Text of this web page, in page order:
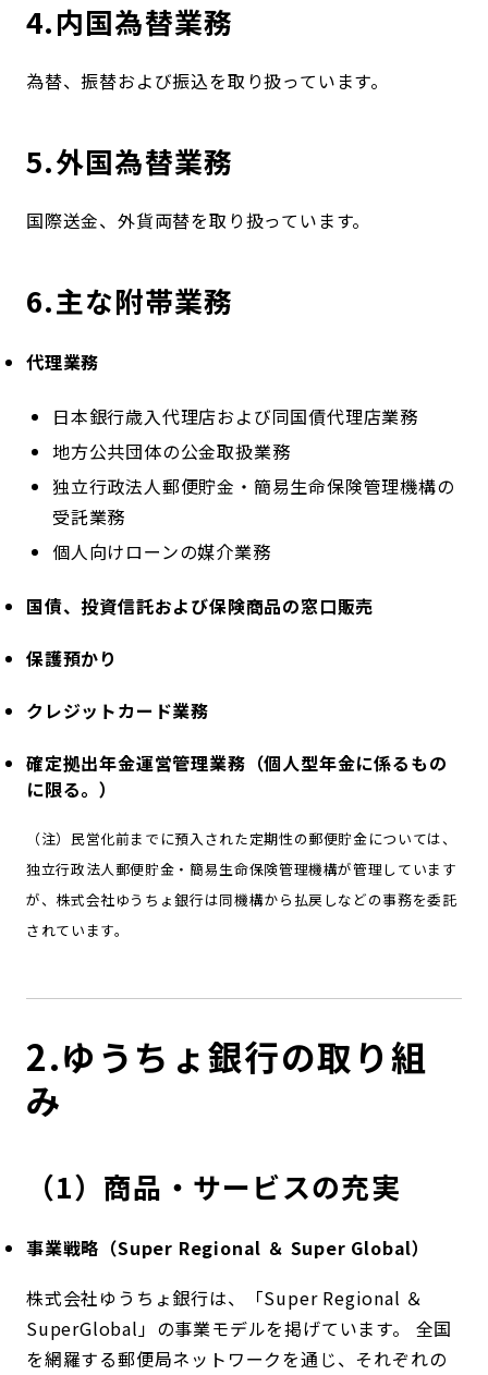
4.内国為替業務
為替、振替および振込を取り扱っています。
5.外国為替業務
国際送金、外貨両替を取り扱っています。
6.主な附帯業務
代理業務
日本銀行歳入代理店および同国債代理店業務
地方公共団体の公金取扱業務
独立行政法人郵便貯金・簡易生命保険管理機構の
受託業務
個人向けローンの媒介業務
国債、投資信託および保険商品の窓口販売
保護預かり
クレジットカード業務
確定拠出年金運営管理業務（個人型年金に係るもの
に限る。）
（注）民営化前までに預入された定期性の郵便貯金については、
独立行政法人郵便貯金・簡易生命保険管理機構が管理しています
が、株式会社ゆうちょ銀行は同機構から払戻しなどの事務を委託
されています。
2.ゆうちょ銀行の取り組
み
（1）商品・サービスの充実
事業戦略（Super Regional ＆ Super Global）
株式会社ゆうちょ銀行は、「Super Regional ＆
SuperGlobal」の事業モデルを掲げています。 全国
を網羅する郵便局ネットワークを通じ、それぞれの